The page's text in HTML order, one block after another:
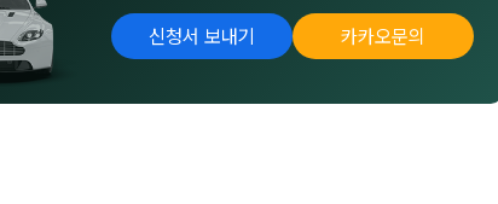
신청서 보내기 카카오문의